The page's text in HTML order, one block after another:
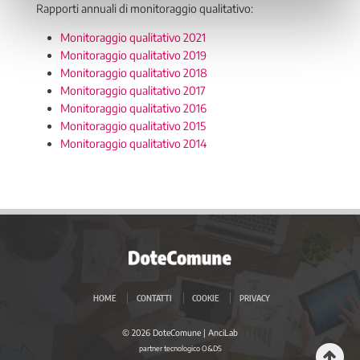
Rapporti annuali di monitoraggio qualitativo:
Monitoraggio qualitativo 2021
Monitoraggio qualitativo 2019
Monitoraggio qualitativo 2018
Monitoraggio qualitativo 2017
Monitoraggio qualitativo 2016
Monitoraggio qualitativo 2015
Monitoraggio qualitativo 2014
HOME CONTATTI COOKIE PRIVACY
© 2026 DoteComune | AnciLab
partner tecnologicoO&DS